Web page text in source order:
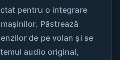
pentru o integrare
Păstrează
de pe volan și se
audio original,